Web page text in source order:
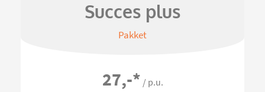
Succes plus
Pakket
27,-* / p.u.